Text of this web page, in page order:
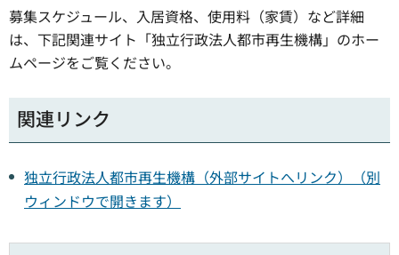
募集スケジュール、入居資格、使用料（家賃）など詳細
は、下記関連サイト「独立行政法人都市再生機構」のホー
ムページをご覧ください。
関連リンク
独立行政法人都市再生機構（外部サイトへリンク）（別
ウィンドウで開きます）